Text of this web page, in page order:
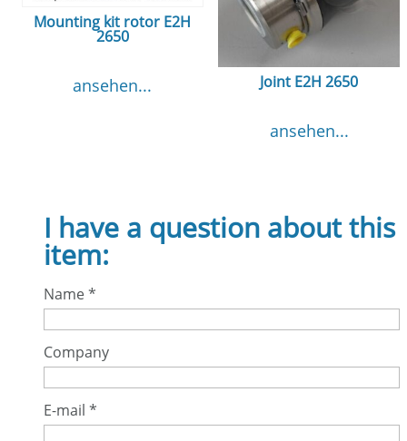
Mounting kit rotor E2H
2650
ansehen... Joint E2H 2650
ansehen...
I have a question about this
item:
Name*
Company
E-mail *